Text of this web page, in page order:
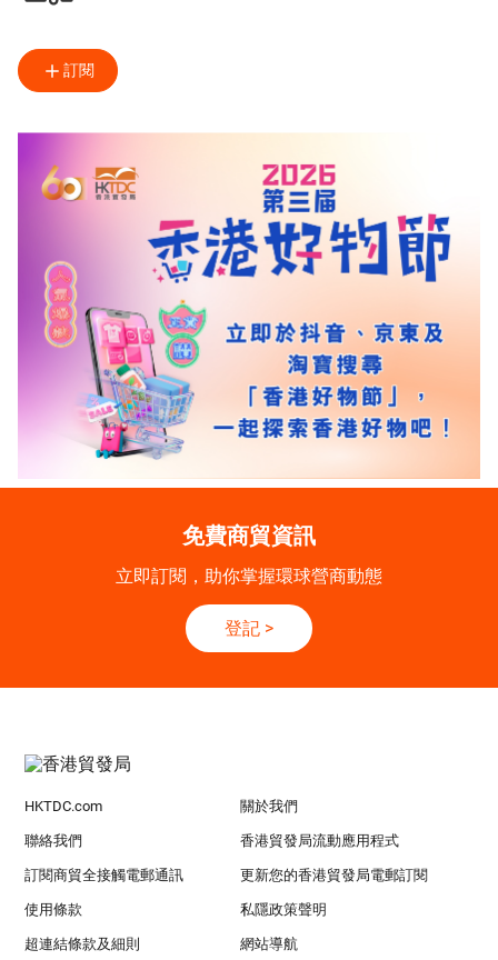
訂閱
免費商貿資訊
立即訂閱，助你掌握環球營商動態
登記 >
HKTDC.com 關於我們
聯絡我們 香港貿發局流動應用程式
訂閱商貿全接觸電郵通訊 更新您的香港貿發局電郵訂閱
使用條款 私隱政策聲明
超連結條款及細則 網站導航